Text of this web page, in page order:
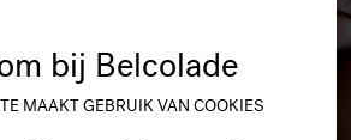
bij Belcolade
MAAKT GEBRUIK VAN COOKIES